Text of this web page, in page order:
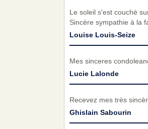
Le soleil s'est couché
Sincère sympathie à la
Louise Louis-Seize
Mes sinceres
Lucie Lalonde
Recevez mes très
Ghislain Sabourin